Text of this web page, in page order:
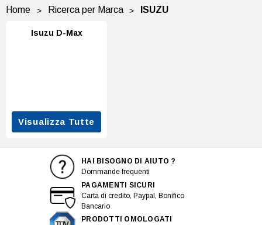
Home Ricerca per Marca ISUZU
Isuzu D-Max
Visualizza Tutte
HAI BISOGNO DI AIUTO ?
Dommande frequenti
PAGAMENTI SICURI
Carta di credito, Paypal, Bonifico
Bancario
PRODOTTI OMOLOGATI